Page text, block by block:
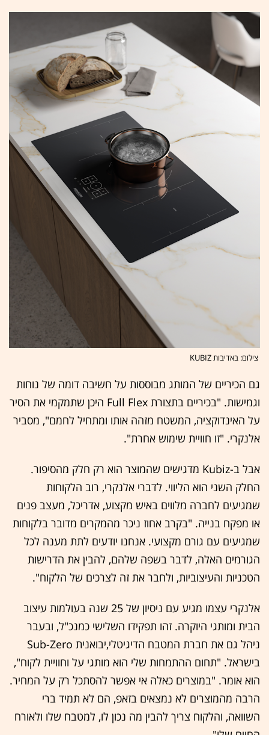
צילום: באדיבות KUBIZ
גם הכיריים של המותג מבוססות על חשיבה דומה של נוחות
וגמישות. "בכיריים בתצורת Full Flex היכן שתמקמי את הסיר
על האינדוקציה, המשטח מזהה אותו ומתחיל לחמם", מסביר
אלנקרי. "זו חוויית שימוש אחרת".
אבל ב-Kubiz מדגישים שהמוצר הוא רק חלק מהסיפור.
החלק השני הוא הליווי. לדברי אלנקרי, רוב הלקוחות
שמגיעים לחברה מלווים באיש מקצוע, אדריכל, מעצב פנים
או מפקח בנייה. "בקרב אחוז ניכר מהמקרים מדובר בלקוחות
שמגיעים עם גורם מקצועי. אנחנו יודעים לתת מענה לכל
הגורמים האלה, לדבר בשפה שלהם, להבין את הדרישות
הטכניות והעיצוביות, ולחבר את זה לצרכים של הלקוח".
אלנקרי עצמו מגיע עם ניסיון של 25 שנה בעולמות עיצוב
הבית ומותגי היוקרה. זהו תפקידו השלישי כמנכ"ל, ובעבר
ניהל גם את חברת המטבח הדיגיטלי,יבואנית Sub-Zero
בישראל. "תחום ההתמחות שלי הוא מותגי על וחוויית לקוח",
הוא אומר. "במוצרים כאלה אי אפשר להסתכל רק על המחיר.
הרבה מהמוצרים לא נמצאים בזאפ, הם לא תמיד ברי
השוואה, והלקוח צריך להבין מה נכון לו, למטבח שלו ולאורח